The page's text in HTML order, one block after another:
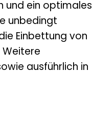
und ein optimales
unbedingt
Einbettung von
Weitere
ausführlich in